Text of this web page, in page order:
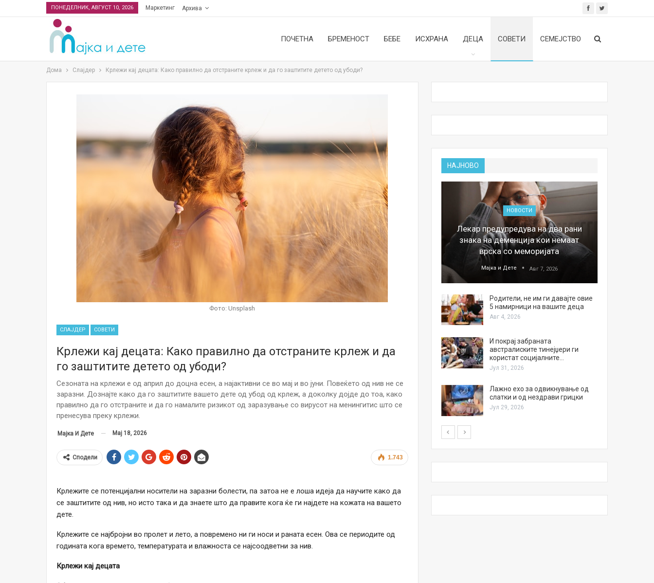
ПОНЕДЕЛНИК, АВГУСТ 10, 2026 Маркетинг Архива
ПОЧЕТНА БРЕМЕНОСТ БЕБЕ ИСХРАНА ДЕЦА СОВЕТИ СЕМЕЈСТВО
Дома Слајдер Крлежи кај децата: Како правилно да отстраните крлеж и да го заштитите детето од убоди?
Фото: Unsplash
СЛАЈДЕР СОВЕТИ
Крлежи кај децата: Како правилно да отстраните крлеж и да
го заштитите детето од убоди?
Сезоната на крлежи е од април до доцна есен, а најактивни се во мај и во јуни. Повеќето од нив не се
заразни. Дознајте како да го заштитите вашето дете од убод од крлеж, а доколку дојде до тоа, како
правилно да го отстраните и да го намалите ризикот од заразување со вирусот на менингитис што се
пренесува преку крлежи.
Мајка И Дете Мај 18, 2026
1.743
Сподели
Крлежите се потенцијални носители на заразни болести, па затоа не е лоша идеја да научите како да
се заштитите од нив, но исто така и да знаете што да правите кога ќе ги најдете на кожата на вашето
дете.
Крлежите се најбројни во пролет и лето, а повремено ни ги носи и раната есен. Ова се периодите од
годината кога времето, температурата и влажноста се најсоодветни за нив.
Крлежи кај децата
НАЈНОВО
НОВОСТИ
Финците вложија милион евра во
кал, за посилен имунитет на децата
Мајка и Дете Јул 24, 2026
Малолетниците ќе бидат офлајн
открие ризикот од Алцхајмер
Австралијка роди четири
идентични ќерки: Чудо што се
НОВОСТИ
Лекар предупредува на два рани
знака на деменција кои немаат
врска со меморијата
Мајка и Дете Авг 7, 2026
Родители, не им ги давајте овие
5 намирници на вашите деца
Авг 4, 2026
И покрај забраната
австралиските тинејџери ги
користат социјалните…
Јул 31, 2026
Лажно ехо за одвикнување од
слатки и од нездрави грицки
Јул 29, 2026